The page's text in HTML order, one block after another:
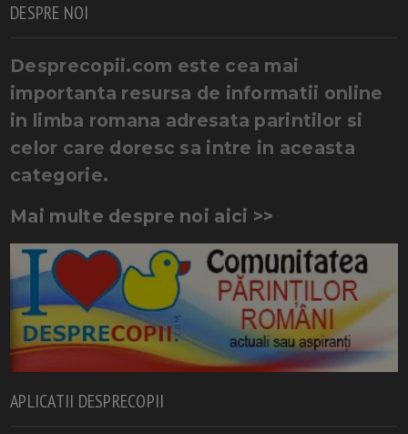
DESPRE NOI
Desprecopii.com este cea mai
importanta resursa de informatii online
in limba romana adresata parintilor si
celor care doresc sa intre in aceasta
categorie.
Mai multe despre noi aici >>
APLICATII DESPRECOPII